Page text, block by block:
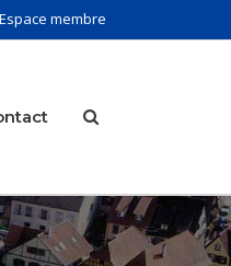
Espace membre